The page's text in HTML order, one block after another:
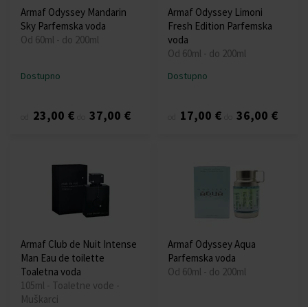
Armaf Odyssey Mandarin
Sky Parfemska voda
Od 60ml - do 200ml
Dostupno
23,00 € 37,00 €
Armaf Odyssey Limoni
Fresh Edition Parfemska
voda
Od 60ml - do 200ml
Dostupno
17,00 € 36,00 €
Armaf Club de Nuit Intense
Man Eau de toilette
Toaletna voda
105ml - Toaletne vode -
Muškarci
Armaf Odyssey Aqua
Parfemska voda
Od 60ml - do 200ml